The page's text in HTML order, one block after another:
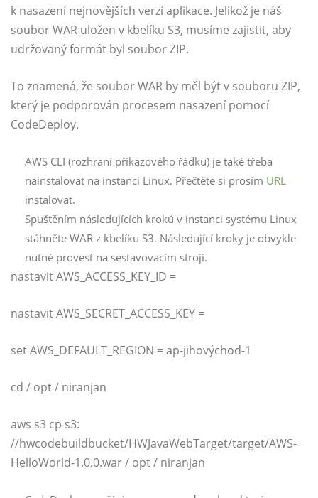
k nasazení nejnovějších verzí aplikace. Jelikož je náš
soubor WAR uložen v kbelíku S3, musíme zajistit, aby
udržovaný formát byl soubor ZIP.
To znamená, že soubor WAR by měl být v souboru ZIP,
který je podporován procesem nasazení pomocí
CodeDeploy.
AWS CLI (rozhraní příkazového řádku) je také třeba
nainstalovat na instanci Linux. Přečtěte si prosím URL
instalovat.
Spuštěním následujících kroků v instanci systému Linux
stáhněte WAR z kbelíku S3. Následující kroky je obvykle
nutné provést na sestavovacím stroji.
nastavit AWS_ACCESS_KEY_ID =
nastavit AWS_SECRET_ACCESS_KEY =
set AWS_DEFAULT_REGION = ap-jihovýchod-1
cd / opt / niranjan
aws s3 cp s3:
//hwcodebuildbucket/HWJavaWebTarget/target/AWS-
HelloWorld-1.0.0.war / opt / niranjan